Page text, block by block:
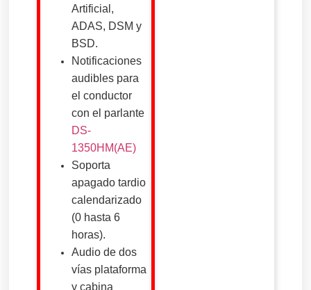
Artificial,
ADAS, DSM y
BSD.
Notificaciones
audibles para
el conductor
con el parlante
DS-
1350HM(AE)
Soporta
apagado tardio
calendarizado
(0 hasta 6
horas).
Audio de dos
vías plataforma
y cabina